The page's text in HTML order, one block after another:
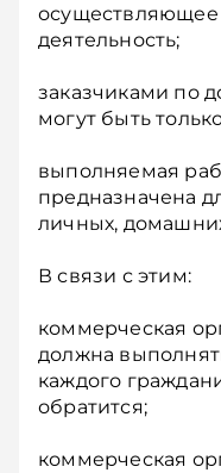
деятельность;
заказчиками по
могут быть
выполняемая
предназначена
личных,
В связи с этим:
коммерческая
должна
каждого
обратится;
коммерческая